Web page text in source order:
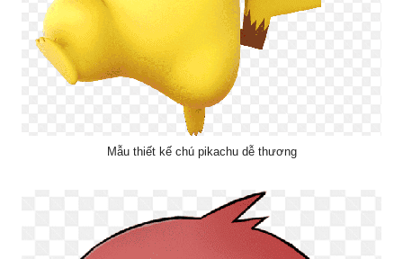
Mẫu thiết kế chú pikachu dễ thương